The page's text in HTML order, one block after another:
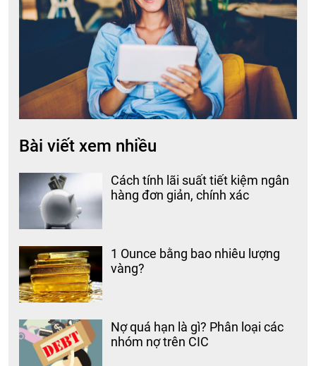
Bài viết xem nhiều
Cách tính lãi suất tiết kiệm ngân
hàng đơn giản, chính xác
1 Ounce bằng bao nhiêu lượng
vàng?
Nợ quá hạn là gì? Phân loại các
nhóm nợ trên CIC